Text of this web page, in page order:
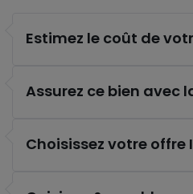
Estimez le coût de
Assurez ce bien avec
Choisissez votre offre